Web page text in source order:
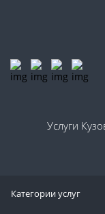
Услуги
Категории услуг